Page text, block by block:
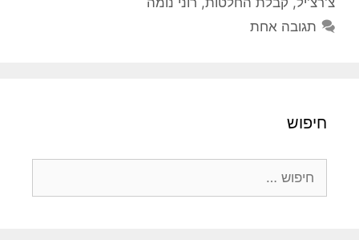
תגובה אחת
חיפוש